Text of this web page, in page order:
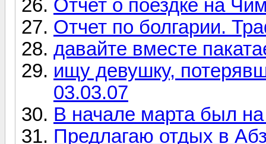
Отчет о поездке на
Отчет по болгарии.
давайте вместе
ищу девушку,
03.03.07
В начале марта был на
Предлагаю отдых в